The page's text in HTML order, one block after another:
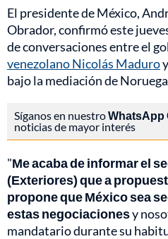
El presidente de México,
Obrador, confirmó este
de conversaciones entre el
venezolano Nicolás Maduro
bajo la mediación de
Síganos en nuestroWhatsApp
noticias de mayor interés
"Me acaba de informar el
(Exteriores) que a
propone que México sea
estas negociacionesy
mandatario durante su